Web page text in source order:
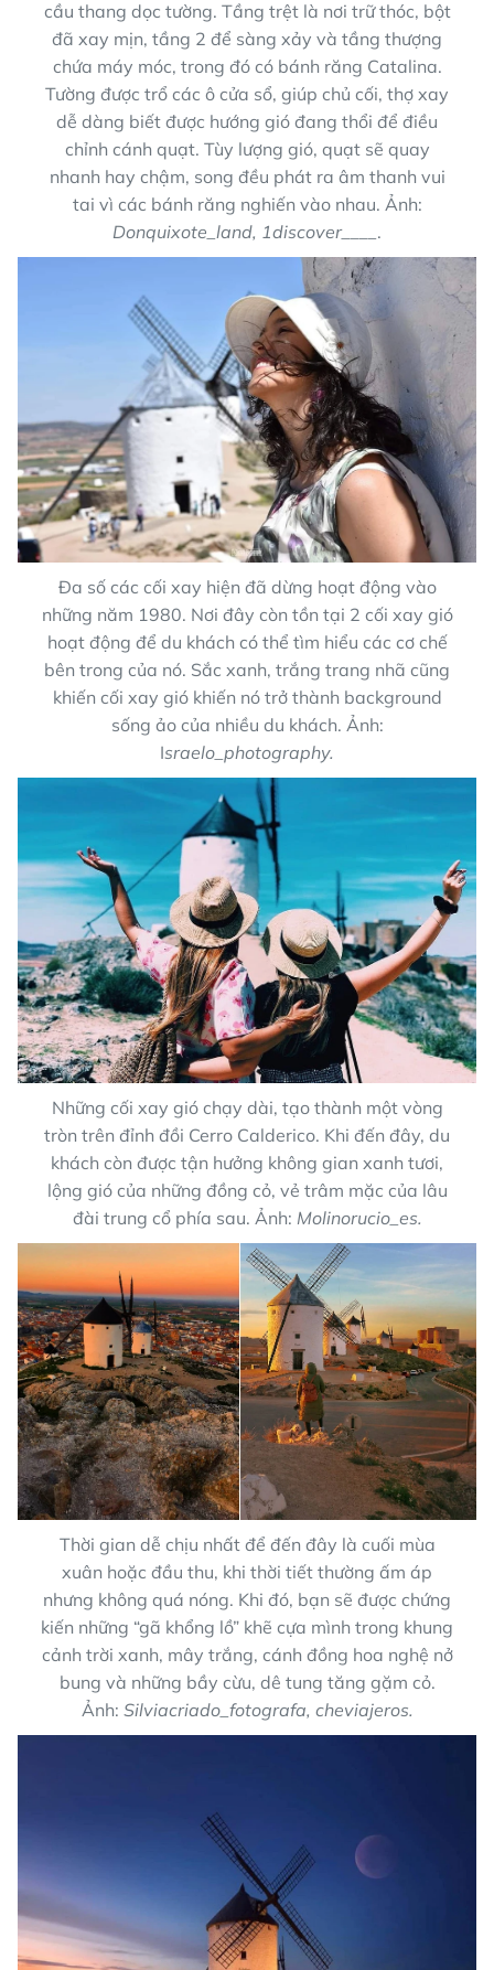
cầu thang dọc tường. Tầng trệt là nơi trữ thóc, bột
đã xay mịn, tầng 2 để sàng xảy và tầng thượng
chứa máy móc, trong đó có bánh răng Catalina.
Tường được trổ các ô cửa sổ, giúp chủ cối, thợ xay
dễ dàng biết được hướng gió đang thổi để điều
chỉnh cánh quạt. Tùy lượng gió, quạt sẽ quay
nhanh hay chậm, song đều phát ra âm thanh vui
tai vì các bánh răng nghiến vào nhau. Ảnh:
Donquixote_land, 1discover____ .
Đa số các cối xay hiện đã dừng hoạt động vào
những năm 1980. Nơi đây còn tồn tại 2 cối xay gió
hoạt động để du khách có thể tìm hiểu các cơ chế
bên trong của nó. Sắc xanh, trắng trang nhã cũng
khiến cối xay gió khiến nó trở thành background
sống ảo của nhiều du khách. Ảnh:
Israelo_photography.
Những cối xay gió chạy dài, tạo thành một vòng
tròn trên đỉnh đồi Cerro Calderico. Khi đến đây, du
khách còn được tận hưởng không gian xanh tươi,
lộng gió của những đồng cỏ, vẻ trâm mặc của lâu
đài trung cổ phía sau. Ảnh: Molinorucio_es.
Thời gian dễ chịu nhất để đến đây là cuối mùa
xuân hoặc đầu thu, khi thời tiết thường ấm áp
nhưng không quá nóng. Khi đó, bạn sẽ được chứng
kiến những “gã khổng lồ” khẽ cựa mình trong khung
cảnh trời xanh, mây trắng, cánh đồng hoa nghệ nở
bung và những bầy cừu, dê tung tăng gặm cỏ.
Ảnh: Silviacriado_fotografa, cheviajeros.